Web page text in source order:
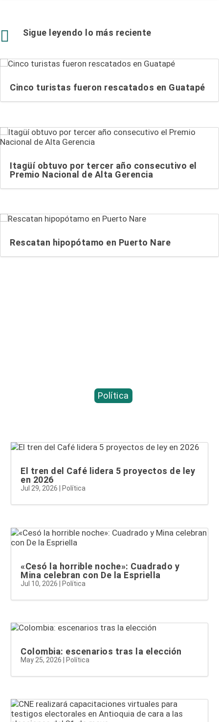
 Sigue leyendo lo más reciente
Cinco turistas fueron rescatados en Guatapé
Itagüí obtuvo por tercer año consecutivo el
Premio Nacional de Alta Gerencia
Rescatan hipopótamo en Puerto Nare
Política
El tren del Café lidera 5 proyectos de ley
en 2026
Jul 29, 2026 Política
«Cesó la horrible noche»: Cuadrado y
Mina celebran con De la Espriella
Jul 10, 2026 |Política
Colombia: escenarios tras la elección
May 25, 2026 Política